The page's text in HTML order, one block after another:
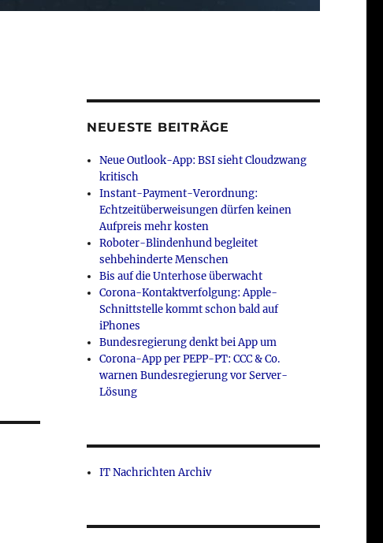
NEUESTE BEITRÄGE
Neue Outlook-App: BSI sieht Cloudzwang
kritisch
Instant-Payment-Verordnung:
Echtzeitüberweisungen dürfen keinen
Aufpreis mehr kosten
Roboter-Blindenhund begleitet
sehbehinderte Menschen
Bis auf die Unterhose überwacht
Corona-Kontaktverfolgung: Apple-
Schnittstelle kommt schon bald auf
iPhones
Bundesregierung denkt bei App um
Corona-App per PEPP-PT: CCC & Co.
warnen Bundesregierung vor Server-
Lösung
IT Nachrichten Archiv